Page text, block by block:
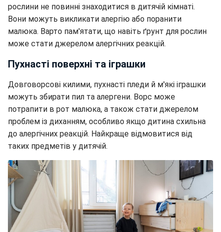
рослини не повинні знаходитися в дитячій кімнаті.
Вони можуть викликати алергію або поранити
малюка. Варто пам'ятати, що навіть ґрунт для рослин
може стати джерелом алергічних реакцій.
Пухнасті поверхні та іграшки
Довговорсові килими, пухнасті пледи й м'які іграшки
можуть збирати пил та алергени. Ворс може
потрапити в рот малюка, а також стати джерелом
проблем із диханням, особливо якщо дитина схильна
до алергічних реакцій. Найкраще відмовитися від
таких предметів у дитячій.